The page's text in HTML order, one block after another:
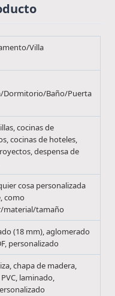
Villa
Dormitorio/Baño/Puerta
cocinas de
cocinas de hoteles,
despensa de
cosa personalizada
como
material/tamaño
(18 mm), aglomerado
personalizado
chapa de madera,
laminado,